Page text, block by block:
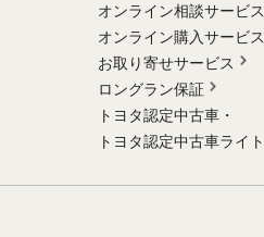
オンライン相談サービス
オンライン購入サービス
お取り寄せサービス
ロングラン保証
トヨタ認定中古車・
トヨタ認定中古車ライト